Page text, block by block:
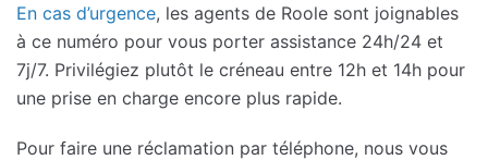
En cas d’urgence, les agents de Roole sont joignables
à ce numéro pour vous porter assistance 24h/24 et
7j/7. Privilégiez plutôt le créneau entre 12h et 14h pour
une prise en charge encore plus rapide.
Pour faire une réclamation par téléphone, nous vous